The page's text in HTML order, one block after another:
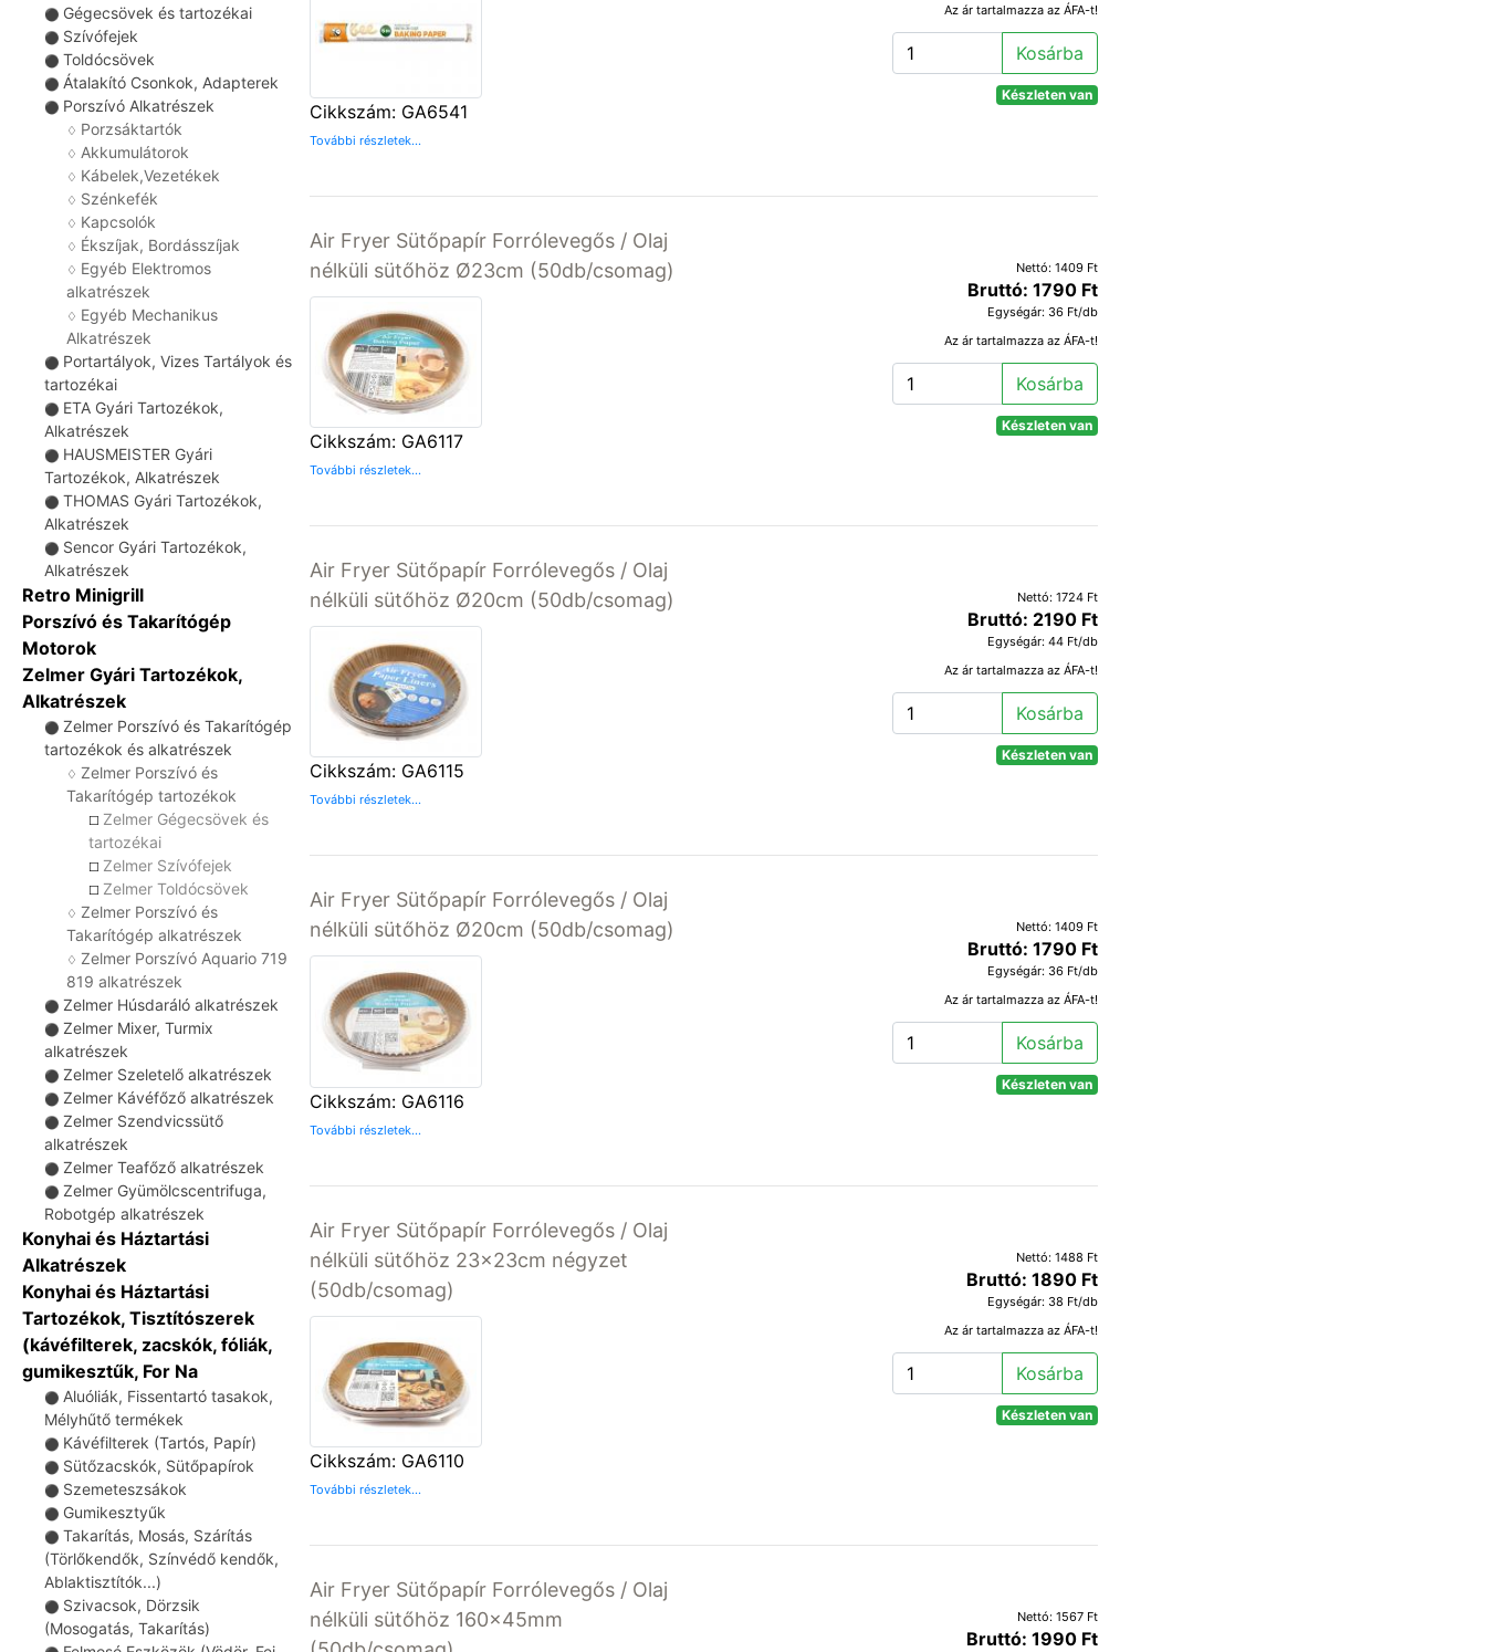
⚫ Gégecsövek és tartozékai
⚫ Szívófejek
⚫ Toldócsövek
⚫ Átalakító Csonkok, Adapterek
⚫ Porszívó Alkatrészek
♢ Porzsáktartók
♢ Akkumulátorok
♢ Kábelek,Vezetékek
♢ Szénkefék
♢ Kapcsolók
♢ Ékszíjak, Bordásszíjak
♢ Egyéb Elektromos
alkatrészek
♢ Egyéb Mechanikus
Alkatrészek
⚫ Portartályok, Vizes Tartályok és
tartozékai
⚫ ETA Gyári Tartozékok,
Alkatrészek
⚫ HAUSMEISTER Gyári
Tartozékok, Alkatrészek
⚫ THOMAS Gyári Tartozékok,
Alkatrészek
⚫ Sencor Gyári Tartozékok,
Alkatrészek
Retro Minigrill
Porszívó és Takarítógép
Motorok
Zelmer Gyári Tartozékok,
Alkatrészek
⚫ Zelmer Porszívó és Takarítógép
tartozékok és alkatrészek
♢ Zelmer Porszívó és
Takarítógép tartozékok
☐ Zelmer Gégecsövek és
tartozékai
☐ Zelmer Szívófejek
☐ Zelmer Toldócsövek
♢ Zelmer Porszívó és
Takarítógép alkatrészek
♢ Zelmer Porszívó Aquario 719
819 alkatrészek
⚫ Zelmer Húsdaráló alkatrészek
⚫ Zelmer Mixer, Turmix
alkatrészek
⚫ Zelmer Szeletelő alkatrészek
⚫ Zelmer Kávéfőző alkatrészek
⚫ Zelmer Szendvicssütő
alkatrészek
⚫ Zelmer Teafőző alkatrészek
⚫ Zelmer Gyümölcscentrifuga,
Robotgép alkatrészek
Konyhai és Háztartási
Alkatrészek
Konyhai és Háztartási
Tartozékok, Tisztítószerek
(kávéfilterek, zacskók, fóliák,
gumikesztűk, For Na
⚫ Aluóliák, Fissentartó tasakok,
Mélyhűtő termékek
⚫ Kávéfilterek (Tartós, Papír)
⚫ Sütőzacskók, Sütőpapírok
⚫ Szemeteszsákok
⚫ Gumikesztyűk
⚫ Takarítás, Mosás, Szárítás
(Törlőkendők, Színvédő kendők,
Ablaktisztítók...)
⚫ Szivacsok, Dörzsik
(Mosogatás, Takarítás)
Cikkszám: GA6541
További részletek...
Az ár tartalmazza az ÁFA-t!
Kosárba
Készleten van
Air Fryer Sütőpapír Forrólevegős / Olaj
nélküli sütőhöz Ø23cm (50db/csomag)
Cikkszám: GA6117
További részletek...
Nettó: 1409 Ft
Bruttó: 1790 Ft
Egységár: 36 Ft/db
Az ár tartalmazza az ÁFA-t!
Kosárba
Készleten van
Air Fryer Sütőpapír Forrólevegős / Olaj
nélküli sütőhöz Ø20cm (50db/csomag)
Cikkszám: GA6115
További részletek...
Nettó: 1724 Ft
Bruttó: 2190 Ft
Egységár: 44 Ft/db
Az ár tartalmazza az ÁFA-t!
Kosárba
Készleten van
Air Fryer Sütőpapír Forrólevegős / Olaj
nélküli sütőhöz Ø20cm (50db/csomag)
Cikkszám: GA6116
További részletek...
Nettó: 1409 Ft
Bruttó: 1790 Ft
Egységár: 36 Ft/db
Az ár tartalmazza az ÁFA-t!
Kosárba
Készleten van
Air Fryer Sütőpapír Forrólevegős / Olaj
nélküli sütőhöz 23x23cm négyzet
(50db/csomag)
Cikkszám: GA6110
További részletek...
Nettó: 1488 Ft
Bruttó: 1890 Ft
Egységár: 38 Ft/db
Az ár tartalmazza az ÁFA-t!
Kosárba
Készleten van
Air Fryer Sütőpapír Forrólevegős / Olaj
nélküli sütőhöz 160x45mm
Nettó: 1567 Ft
Bruttó: 1990 Ft